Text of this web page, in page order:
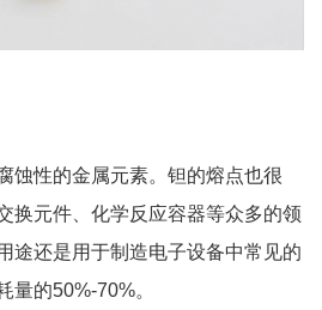
蚀性的金属元素。钽的熔点也很
换元件、化学反应容器等众多的领
途还是用于制造电子设备中常见的
量的50%-70%。